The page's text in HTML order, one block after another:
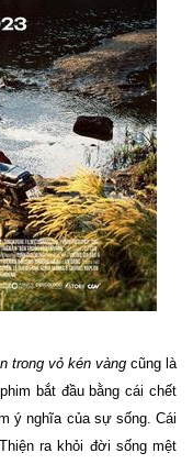
trong vỏ kén vàngcũng là
bắt đầu bằng cái chết
ý nghĩa của sự sống. Cái
ra khỏi đời sống mệt